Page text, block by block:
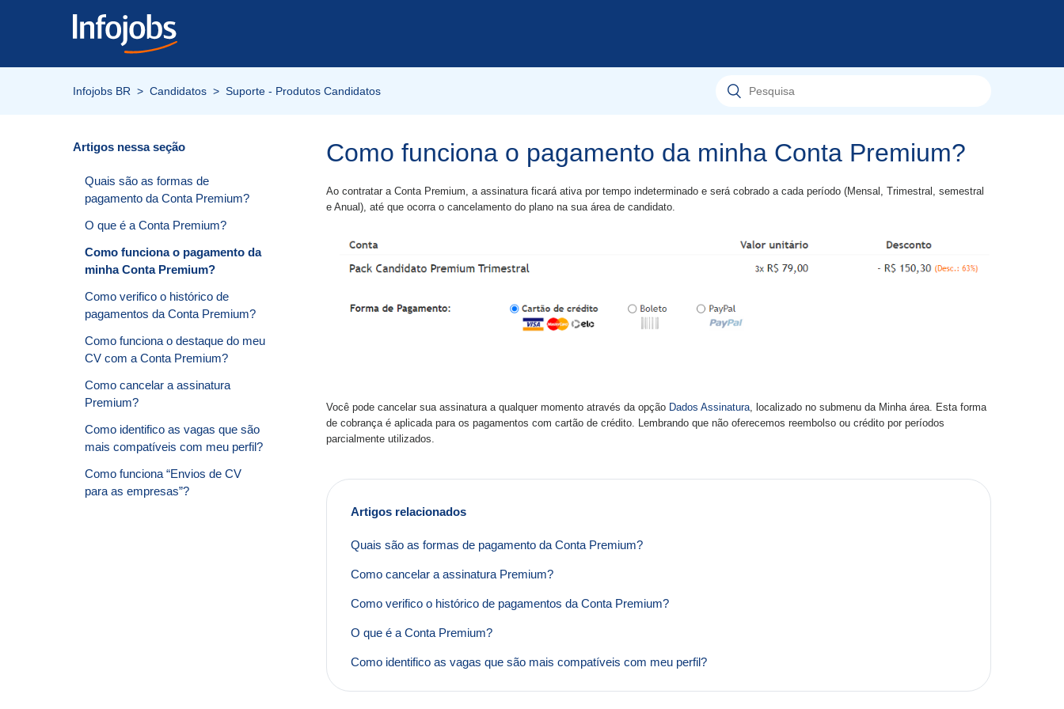
Infojobs BR Candidatos Suporte - Produtos Candidatos
Artigos nessa seção
Quais são as formas de
pagamento da Conta Premium?
O que é a Conta Premium?
Como funciona o pagamento da
minha Conta Premium?
Como verifico o histórico de
pagamentos da Conta Premium?
Como funciona o destaque do meu
CV com a Conta Premium?
Como cancelar a assinatura
Premium?
Como identifico as vagas que são
mais compatíveis com meu perfil?
Como funciona “Envios de CV
para as empresas”?
Como funciona o pagamento da minha Conta Premium?
Ao contratar a Conta Premium, a assinatura ficará ativa por tempo indeterminado e será cobrado a cada período (Mensal, Trimestral, semestral
e Anual), até que ocorra o cancelamento do plano na sua área de candidato.
Você pode cancelar sua assinatura a qualquer momento através da opção Dados Assinatura, localizado no submenu da Minha área. Esta forma
de cobrança é aplicada para os pagamentos com cartão de crédito. Lembrando que não oferecemos reembolso ou crédito por períodos
parcialmente utilizados.
Artigos relacionados
Quais são as formas de pagamento da Conta Premium?
Como cancelar a assinatura Premium?
Como verifico o histórico de pagamentos da Conta Premium?
O que é a Conta Premium?
Como identifico as vagas que são mais compatíveis com meu perfil?